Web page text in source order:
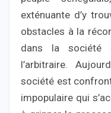
exténuante d’y
obstacles à la
dans la société
l’arbitraire.
société est
impopulaire qui